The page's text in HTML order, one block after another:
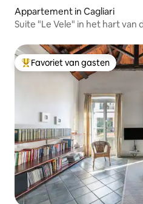
Appartement in Cagliari
Suite "Le Vele" in het hart
Topfavoriet van gasten
Favoriet van gasten